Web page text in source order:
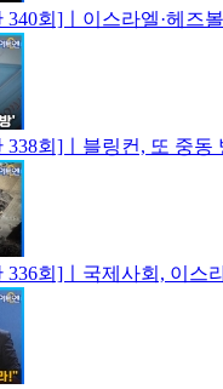
회]ㅣ이스라엘·헤즈
회]ㅣ블링컨, 또 중동
회]ㅣ국제사회, 이스